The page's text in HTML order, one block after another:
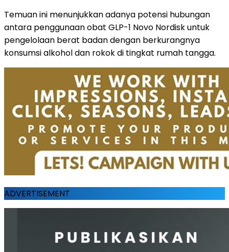
Temuan ini menunjukkan adanya potensi hubungan
antara penggunaan obat GLP-1 Novo Nordisk untuk
pengelolaan berat badan dengan berkurangnya
konsumsi alkohol dan rokok di tingkat rumah tangga.
ADVERTISEMENT